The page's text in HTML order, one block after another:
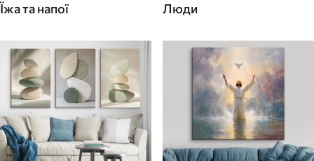
Їжа та напої Люди